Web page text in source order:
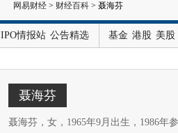
网易财经 > 财经百科 > 聂海芬
IPO情报站 公告精选 基金 港股 美股
聂海芬
聂海芬，女，1965年9月出生，1986年